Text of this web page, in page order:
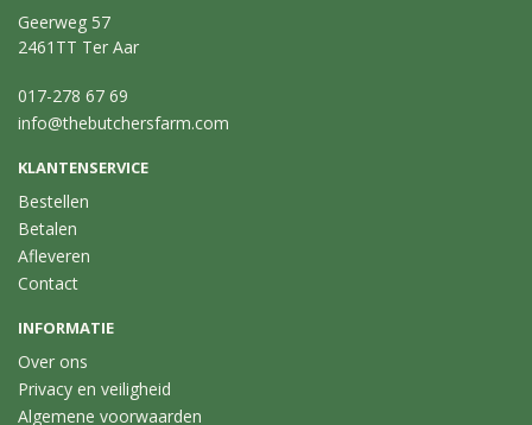
Geerweg 57
2461TT Ter Aar
017-278 67 69
info@thebutchersfarm.com
KLANTENSERVICE
Bestellen
Betalen
Afleveren
Contact
INFORMATIE
Over ons
Privacy en veiligheid
Algemene voorwaarden